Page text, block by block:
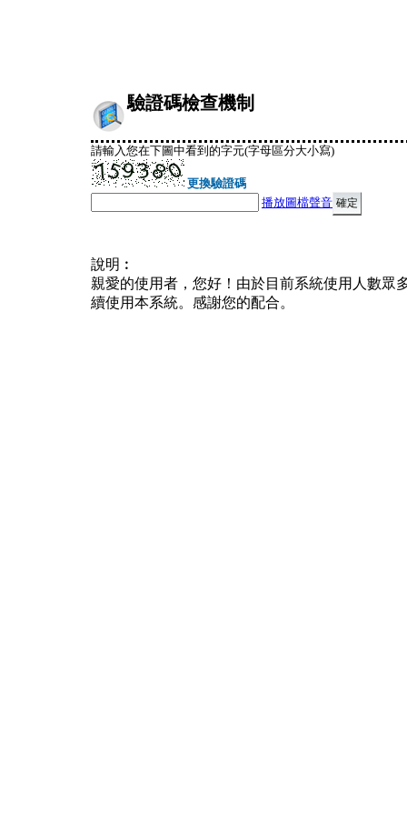
驗證碼檢查機制
請輸入您在下圖中看到的字元(字母區分大小寫)
更換驗證碼
播放圖檔聲音
說明︰
親愛的使用者，您好！由於目前系統使用人數眾
續使用本系統。感謝您的配合。